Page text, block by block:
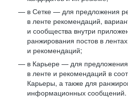
в Сетке — для предложения
в ленте рекомендаций,
и сообщества внутри
ранжирования постов в
и рекомендаций;
в Карьере — для предложения
в ленте и рекомендаций в
Карьеры, а также для
информационных сообщений.